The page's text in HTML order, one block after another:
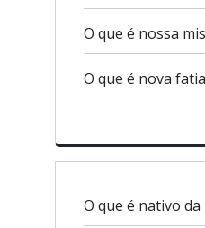
O que é nossa
O que é nova
O que é nativo